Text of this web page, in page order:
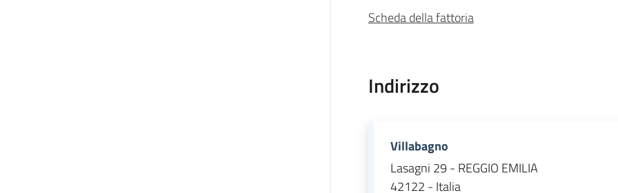
Scheda della fattoria
Indirizzo
Villabagno
Lasagni 29 - REGGIO EMILIA
42122 - Italia